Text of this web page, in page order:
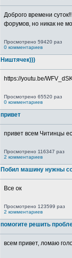
Доброго времени
форумов, но никак не
Просмотрено 59420 раз
0 комментариев
Ништячек)))
https://youtu.be/
Просмотрено 65520 раз
0 комментариев
привет
привет всем Читинцы
Просмотрено 116347 раз
2 комментариев
Побил машину нужны
Все ок
Просмотрено 123599 раз
2 комментариев
помогите решить
всем привет, ломаю